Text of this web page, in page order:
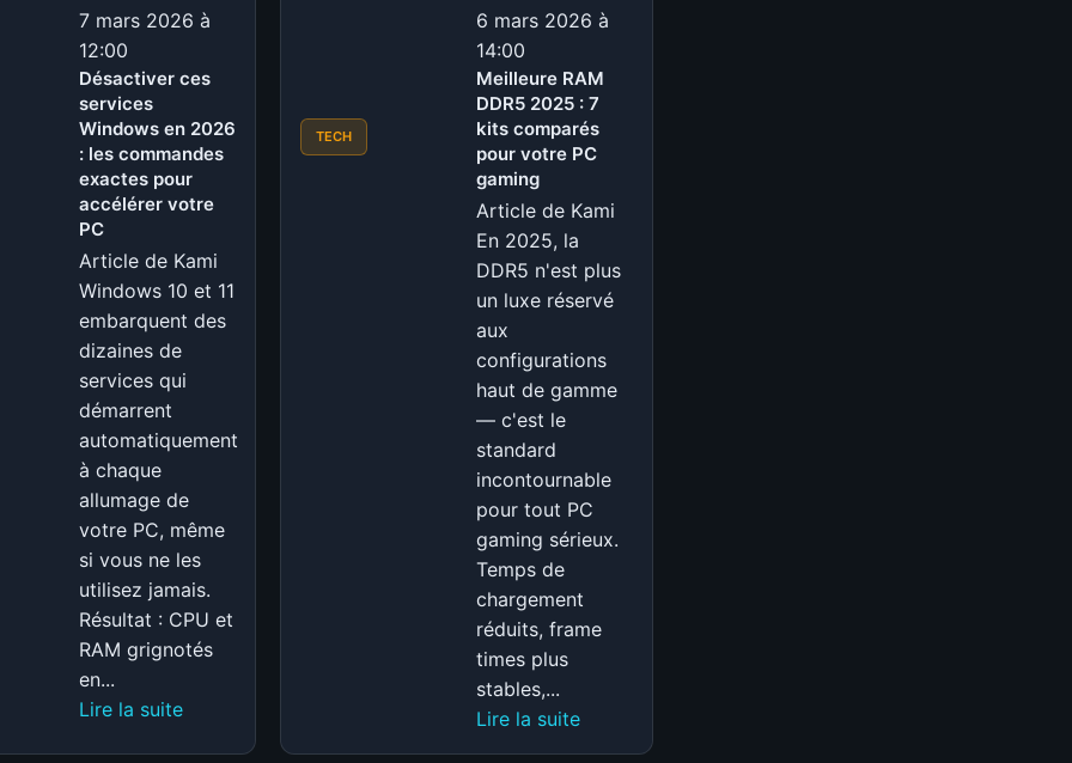
en
:
Recule,
les
Tarifs
ils
Vraiment
à
?
World
ses
portes
:
73
de
gaspillés
dans
métavers
7 mars 2026 à
12:00
Désactiver ces
services
Windows en 2026
: les commandes
exactes pour
accélérer votre
PC
Article de Kami
Windows 10 et 11
embarquent des
dizaines de
services qui
démarrent
automatiquement
à chaque
allumage de
votre PC, même
si vous ne les
utilisez jamais.
Résultat : CPU et
RAM grignotés
en...
Lire la suite:
TECH
6 mars 2026 à
14:00
Meilleure RAM
DDR5 2025 : 7
kits comparés
pour votre PC
gaming
Article de Kami
En 2025, la
DDR5 n'est plus
un luxe réservé
aux
configurations
haut de gamme
— c'est le
standard
incontournable
pour tout PC
gaming sérieux.
Temps de
chargement
réduits, frame
times plus
stables,...
Lire la suite:
Meilleure